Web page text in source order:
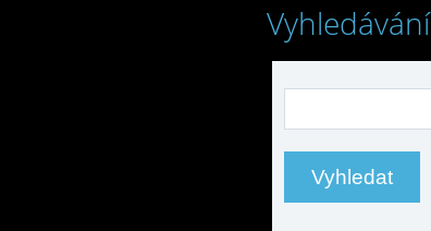
Vyhledávání